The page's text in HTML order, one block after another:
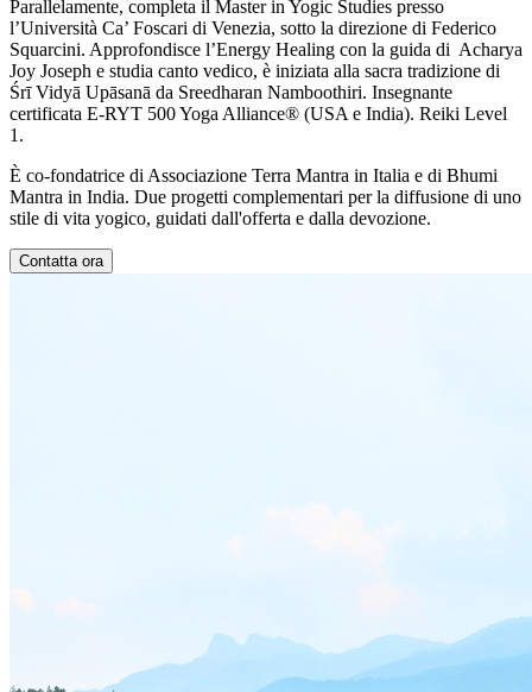
Parallelamente, completa il Master in Yogic Studies presso
l’Università Ca’ Foscari di Venezia, sotto la direzione di Federico
Squarcini. Approfondisce l’Energy Healing con la guida di Acharya
Joy Joseph e studia canto vedico, è iniziata alla sacra tradizione di
Śrī Vidyā Upāsanā da Sreedharan Namboothiri. Insegnante
certificata E-RYT 500 Yoga Alliance® (USA e India). Reiki Level
1.
È co-fondatrice di Associazione Terra Mantra in Italia e di Bhumi
Mantra in India. Due progetti complementari per la diffusione di uno
stile di vita yogico, guidati dall'offerta e dalla devozione.
Contatta ora